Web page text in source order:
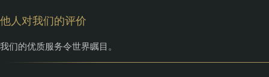
他人对我们的评价
我们的优质服务令世界瞩目。